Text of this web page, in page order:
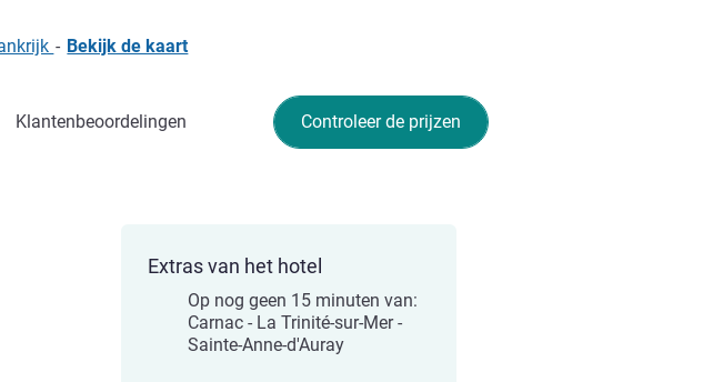
- Bekijk de kaart
Controleer de prijzen
Klantenbeoordelingen
Extras van het hotel
Op nog geen 15 minuten van:
Carnac - La Trinité-sur-Mer -
Sainte-Anne-d'Auray